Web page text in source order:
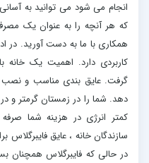
انجام می شود می توانید به
که هر آنچه را به عنوان یک
همکاری با ما به دست آورید.
کاربردی دارد. اهمیت یک خانه
گرفت. عایق بندی مناسب و
دهد. شما را در زمستان گرمتر و
کمتر انرژی در هزینه شما
سازندگان خانه ، عایق
در حالی که فایبرگلاس همچنان